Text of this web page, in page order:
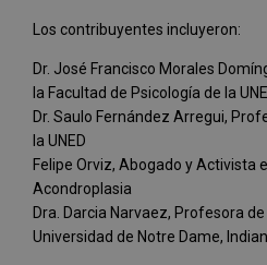
Los contribuyentes incluyeron:
Dr. José Francisco Morales
la Facultad de Psicología de la
Dr. Saulo Fernández Arregui,
la UNED
Felipe Orviz, Abogado y Activista
Acondroplasia
Dra. Darcia Narvaez, Profesora
Universidad de Notre Dame,